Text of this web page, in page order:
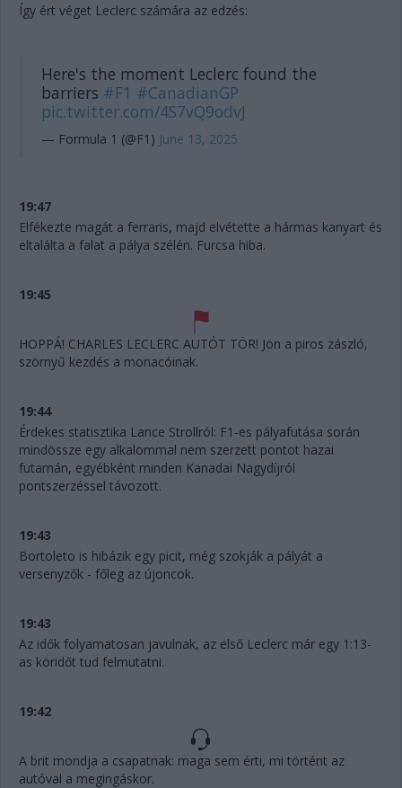
Így ért véget Leclerc számára az edzés:
Here's the moment Leclerc found the
barriers #F1 #CanadianGP
pic.twitter.com/4S7vQ9odvJ
— Formula 1 (@F1) June 13, 2025
19:47
Elfékezte magát a ferraris, majd elvétette a hármas kanyart és
eltalálta a falat a pálya szélén. Furcsa hiba.
19:45
HOPPÁ! CHARLES LECLERC AUTÓT TÖR! Jön a piros zászló,
szörnyű kezdés a monacóinak.
19:44
Érdekes statisztika Lance Strollról: F1-es pályafutása során
mindössze egy alkalommal nem szerzett pontot hazai
futamán, egyébként minden Kanadai Nagydíjról
pontszerzéssel távozott.
19:43
Bortoleto is hibázik egy picit, még szokják a pályát a
versenyzők - főleg az újoncok.
19:43
Az idők folyamatosan javulnak, az első Leclerc már egy 1:13-
as köridőt tud felmutatni.
19:42
A brit mondja a csapatnak: maga sem érti, mi történt az
autóval a megingáskor.